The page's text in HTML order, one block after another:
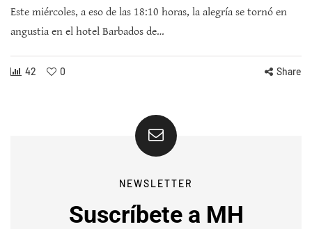
Este miércoles, a eso de las 18:10 horas, la alegría se tornó en
angustia en el hotel Barbados de…
42 0 Share
NEWSLETTER
Suscríbete a MH